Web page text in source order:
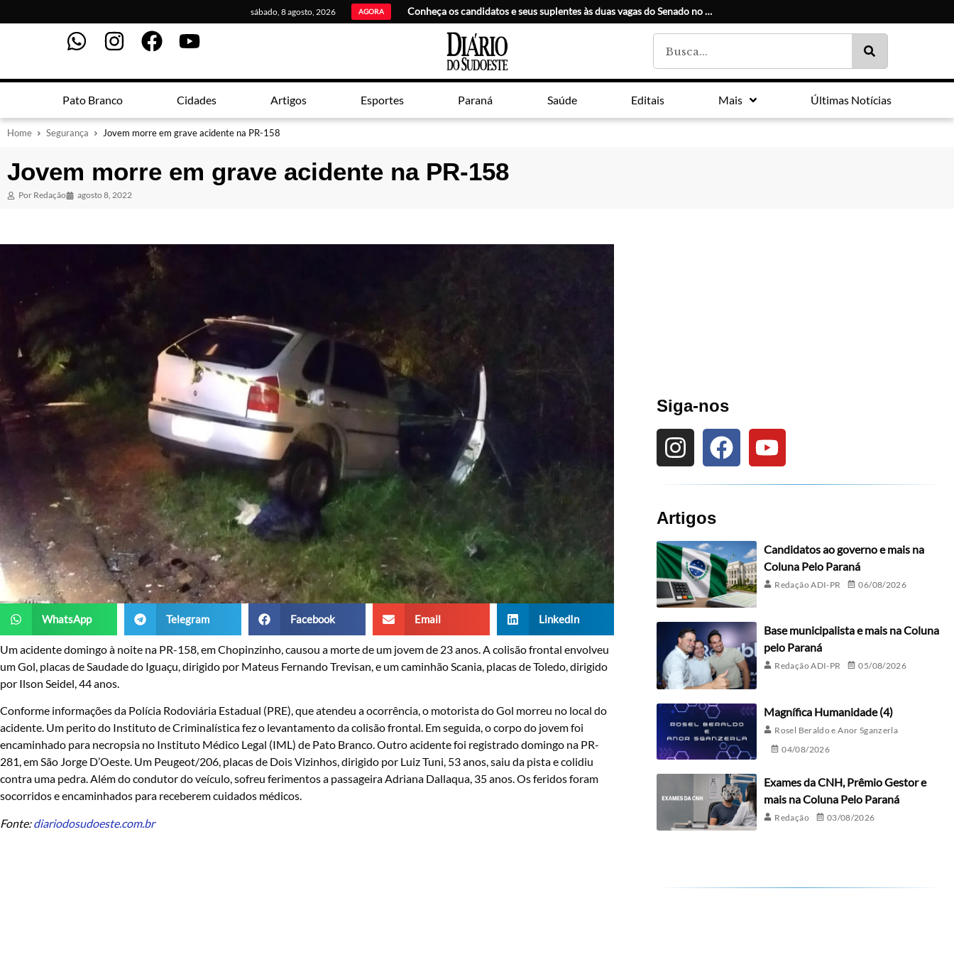
sábado, 8 agosto, 2026 AGORA Conheça os candidatos e seus suplentes às duas vagas do Senado no Paraná
Pato Branco Cidades Artigos Esportes Paraná Saúde Editais Mais Últimas Notícias
Home Segurança Jovem morre em grave acidente na PR-158
Jovem morre em grave acidente na PR-158
Por Redação agosto 8, 2022
WhatsApp Telegram Facebook Email LinkedIn
Um acidente domingo à noite na PR-158, em Chopinzinho, causou a morte de um jovem de 23 anos. A colisão frontal envolveu
um Gol, placas de Saudade do Iguaçu, dirigido por Mateus Fernando Trevisan, e um caminhão Scania, placas de Toledo, dirigido
por Ilson Seidel, 44 anos.
Conforme informações da Polícia Rodoviária Estadual (PRE), que atendeu a ocorrência, o motorista do Gol morreu no local do
acidente. Um perito do Instituto de Criminalística fez o levantamento da colisão frontal. Em seguida, o corpo do jovem foi
encaminhado para necropsia no Instituto Médico Legal (IML) de Pato Branco. Outro acidente foi registrado domingo na PR-
281, em São Jorge D’Oeste. Um Peugeot/206, placas de Dois Vizinhos, dirigido por Luiz Tuni, 53 anos, saiu da pista e colidiu
contra uma pedra. Além do condutor do veículo, sofreu ferimentos a passageira Adriana Dallaqua, 35 anos. Os feridos foram
socorridos e encaminhados para receberem cuidados médicos.
Fonte:diariodosudoeste.com.br
Siga-nos
Artigos
Candidatos ao governo e mais na
Coluna Pelo Paraná
Redação ADI-PR 06/08/2026
Base municipalista e mais na Coluna
pelo Paraná
Redação ADI-PR 05/08/2026
Magnífica Humanidade (4)
Rosel Beraldo e Anor Sganzerla
04/08/2026
Exames da CNH, Prêmio Gestor e
mais na Coluna Pelo Paraná
Redação 03/08/2026